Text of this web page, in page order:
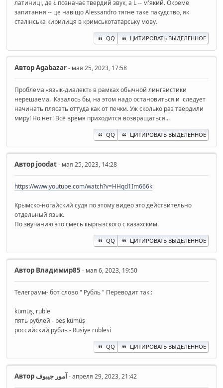
латиниці, де Ł позначає твердий звук, а L -- м'який. Окреме
запитання -- це навіщо Alessandro тягне таке пакудство, як
сталінська кирилиця в кримськотатарську мову.
QQ ЦИТИРОВАТЬ ВЫДЕЛЕННОЕ
АвторAgabazar- мая 25, 2023, 17:58
Проблема «язык-диалект» в рамках обычной лингвистики
нерешаема. Казалось бы, на этом надо остановиться и следует
начинать плясать оттуда как от печки. Уж сколько раз твердили
миру! Но нет! Всё время приходится возвращаться...
QQ ЦИТИРОВАТЬ ВЫДЕЛЕННОЕ
Автор joodat- мая 25, 2023, 14:28
https://www.youtube.com/watch?v=HHqd1Im666k
Крымско-ногайский судя по этому видео это действительно
отдельный язык.
По звучанию это смесь кыргызского с казахским.
QQ ЦИТИРОВАТЬ ВЫДЕЛЕННОЕ
Автор Владимир85 - мая 6, 2023, 19:50
Телеграмм- бот слово " Рубль " Переводит так :
kümüş, ruble
пять рублей - beş kümüş
российский рубль - Rusiye rublesi
QQ ЦИТИРОВАТЬ ВЫДЕЛЕННОЕ
Авторآمور جیبوف- апреля 29, 2023, 21:42